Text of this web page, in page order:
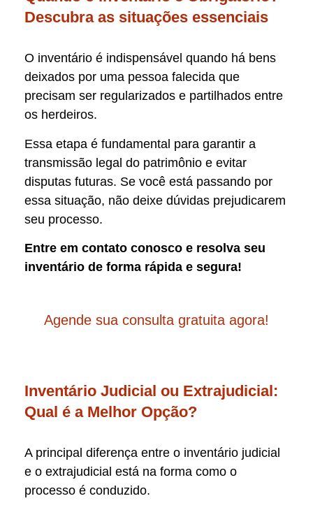
Descubra as situações essenciais
O inventário é indispensável quando há bens
deixados por uma pessoa falecida que
precisam ser regularizados e partilhados entre
os herdeiros.
Essa etapa é fundamental para garantir a
transmissão legal do patrimônio e evitar
disputas futuras. Se você está passando por
essa situação, não deixe dúvidas prejudicarem
seu processo.
Entre em contato conosco e resolva seu
inventário de forma rápida e segura!
Agende sua consulta gratuita agora!
Inventário Judicial ou Extrajudicial:
Qual é a Melhor Opção?
A principal diferença entre o inventário judicial
e o extrajudicial está na forma como o
processo é conduzido.